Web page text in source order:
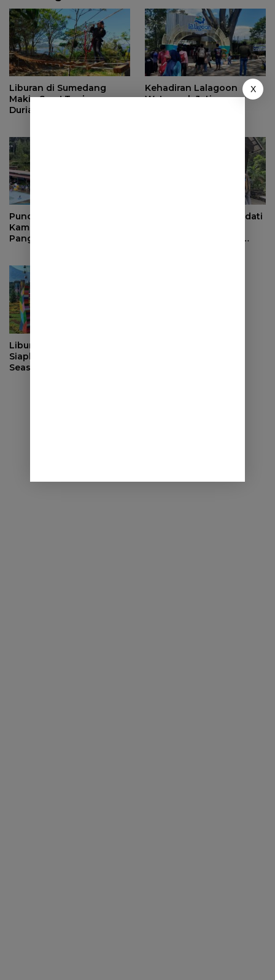
Liburan di Sumedang
Makin Seru! Tanjung
Duriat Hadirkan Wahana
Jatigede
Kehadiran Lalagoon
Waterpark Jatinangor
Puncak Libur Lebaran,
Kampung Wisata
Pangjugjugan Diserbu
Ribuan Wisatawan Padati
Libur Lebaran, Janspark
Siapkan Event High
Season “Lebaran Happy
X